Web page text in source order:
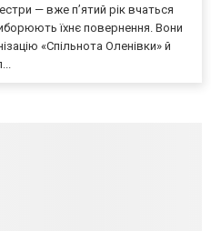
— вже п’ятий рік вчаться
їхнє повернення. Вони
«Спільнота Оленівки» й